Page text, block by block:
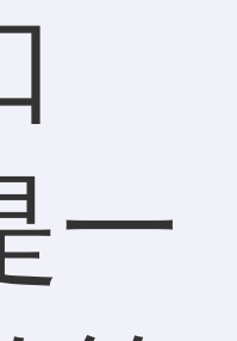
一